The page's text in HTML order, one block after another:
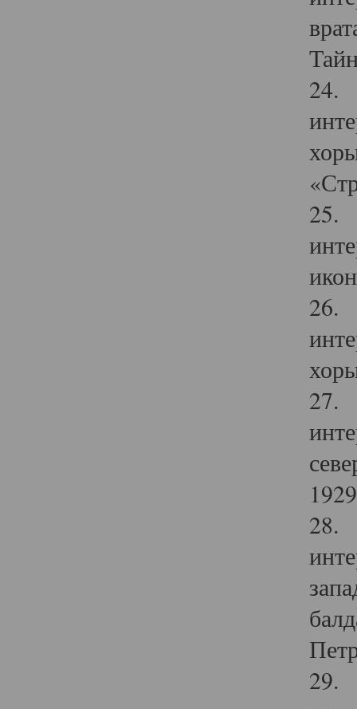
24.
25.
26.
27.
28.
29.